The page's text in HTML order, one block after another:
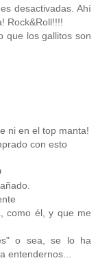
desactivadas. Ahí
Rock&Roll!!!!
que los gallitos son
ni en el top manta!
con esto
como él, y que me
o sea, se lo ha
entendernos...